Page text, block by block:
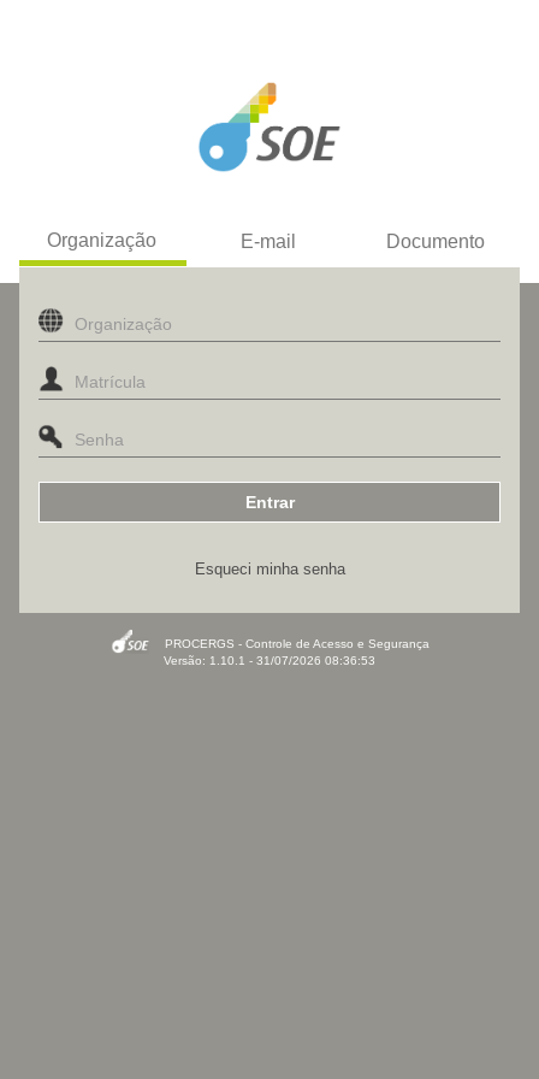
Organização E-mail Documento
Esqueci minha senha
PROCERGS - Controle de Acesso e Segurança
Versão: 1.10.1 - 31/07/2026 08:36:53